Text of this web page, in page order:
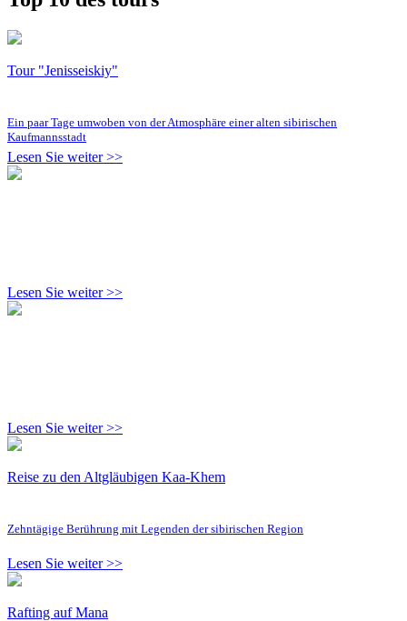
Tour "Jenisseiskiy"
Ein paar Tage umwoben von der Atmosphäre einer alten sibirischen
Kaufmannsstadt
Lesen Sie weiter >>
Lesen Sie weiter >>
Lesen Sie weiter >>
Reise zu den Altgläubigen Kaa-Khem
Zehntägige Berührung mit Legenden der sibirischen Region
Lesen Sie weiter >>
Rafting auf Mana